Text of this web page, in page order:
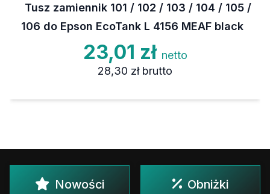
Tusz zamiennik 101 / 102 / 103 / 104 / 105 /
106 do Epson EcoTank L 4156 MEAF black
23,01 zł netto
28,30 zł brutto
Nowości Obniżki